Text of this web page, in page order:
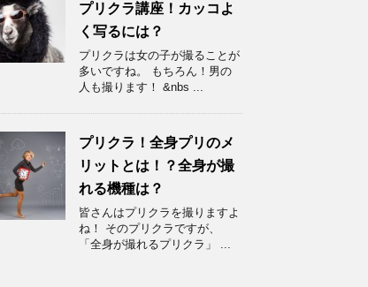
プリクラ講座！カッコよ
く写るには？
プリクラは女の子が撮ることが
多いですね。 もちろん！男の
人も撮ります！ &nbs ...
プリクラ！全身プリのメ
リットとは！？全身が撮
れる機種は？
皆さんはプリクラを撮りますよ
ね！ そのプリクラですが、
「全身が撮れるプリクラ」 ...